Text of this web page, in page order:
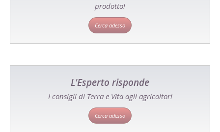
prodotto!
Cerca adesso
L'Esperto risponde
I consigli di Terra e Vita agli agricoltori
Cerca adesso